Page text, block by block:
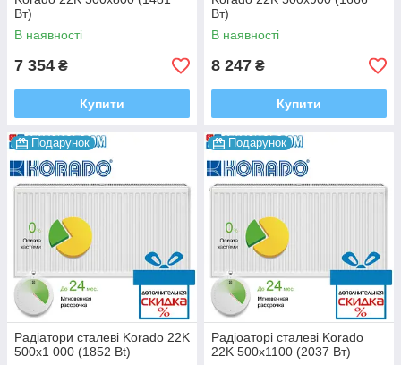
Bт)
В наявності
7 354 ₴
Купити
Вт)
В наявності
8 247 ₴
Купити
Подарунок
Радіатори сталеві Korado 22K
500x1 000 (1852 Bt)
Подарунок
Радіоаторі сталеві Korado
22K 500x1100 (2037 Bт)